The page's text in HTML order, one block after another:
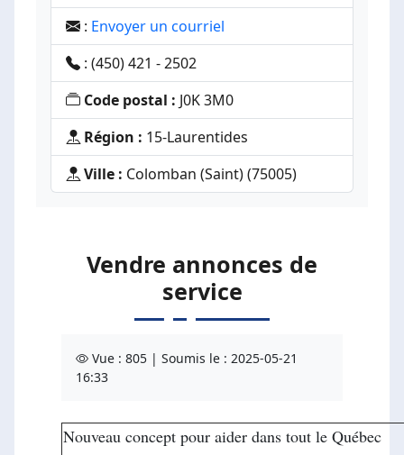
: Envoyer un courriel
: (450) 421 - 2502
Code postal : J0K 3M0
Région : 15-Laurentides
Ville : Colomban (Saint) (75005)
Vendre annonces de
service
Vue : 805 | Soumis le : 2025-05-21
16:33
Nouveau concept pour aider dans tout le Québec